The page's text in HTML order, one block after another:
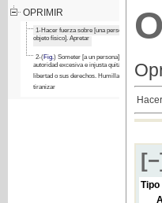
OPRIMIR
1-Hacer fuerza sobre [una persona u
objeto físico]. Apretar
2-(Fig. ) Someter [a un persona] a una
autoridad excesiva e injusta quitándole su
libertad o sus derechos. Humillar,
tiranizar
Tipo